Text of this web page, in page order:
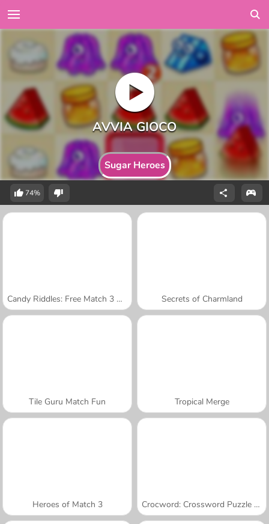
Sugar Heroes
74%
Candy Riddles: Free Match 3 Puzzle Secrets of Charmland
Tile Guru Match Fun Tropical Merge
Heroes of Match 3 Crocword: Crossword Puzzle Game